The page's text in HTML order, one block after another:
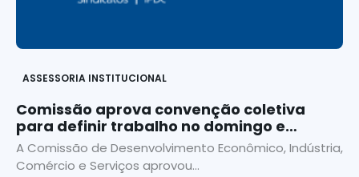
ASSESSORIA INSTITUCIONAL
Comissão aprova convenção coletiva
para definir trabalho no domingo e
feriado
A Comissão de Desenvolvimento Econômico, Indústria,
Comércio e Serviços aprovou...